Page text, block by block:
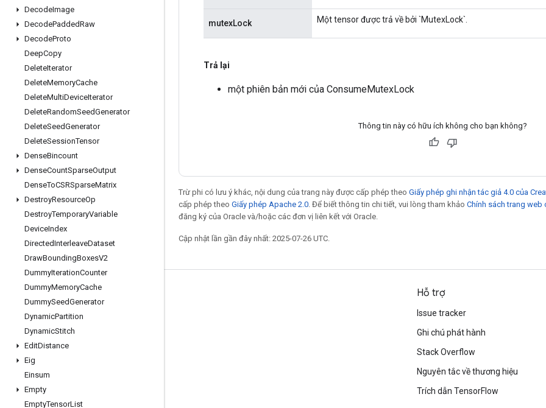
DecodeImage
DecodePaddedRaw
DecodeProto
DeepCopy
DeleteIterator
DeleteMemoryCache
DeleteMultiDeviceIterator
DeleteRandomSeedGenerator
DeleteSeedGenerator
DeleteSessionTensor
DenseBincount
DenseCountSparseOutput
DenseToCSRSparseMatrix
DestroyResourceOp
DestroyTemporaryVariable
DeviceIndex
DirectedInterleaveDataset
DrawBoundingBoxesV2
DummyIterationCounter
DummyMemoryCache
DummySeedGenerator
DynamicPartition
DynamicStitch
EditDistance
Eig
Einsum
Empty
EmptyTensorList
mutexLock Một tensor được trả về bởi `MutexLock`.
Trả lại
một phiên bản mới của ConsumeMutexLock
Thông tin này có hữu ích không cho bạn không?
Trừ phi có lưu ý khác, nội dung của trang này được cấp phép theo Giấy phép ghi nhận tác giả 4.0 của
cấp phép theo Giấy phép Apache 2.0 . Để biết thông tin chi tiết, vui lòng tham khảo Chính sách trang web
đăng ký của Oracle và/hoặc các đơn vị liên kết với Oracle.
Cập nhật lần gần đây nhất: 2025-07-26 UTC.
Giữ liên lạc
Blog
Diễn đàn
Twitter
YouTube
Hỗ trợ
Issue tracker
Ghi chú phát hành
Stack Overflow
Nguyên tắc về thương hiệu
Trích dẫn TensorFlow